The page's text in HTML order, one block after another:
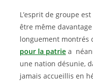
L’esprit de groupe
être même
longuement montrés
pour la patrie a
une nation désunie,
jamais accueillis en